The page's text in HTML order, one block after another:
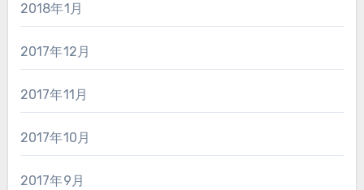
2018年1月
2017年12月
2017年11月
2017年10月
2017年9月